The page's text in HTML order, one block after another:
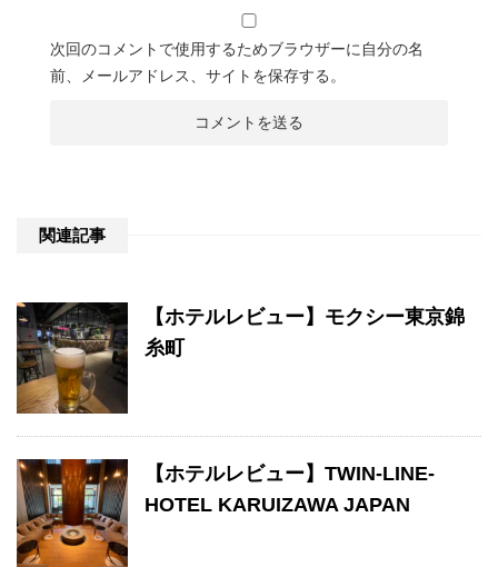
次回のコメントで使用するためブラウザーに自分の名
前、メールアドレス、サイトを保存する。
関連記事
【ホテルレビュー】モクシー東京錦
糸町
【ホテルレビュー】TWIN-LINE-
HOTEL KARUIZAWA JAPAN